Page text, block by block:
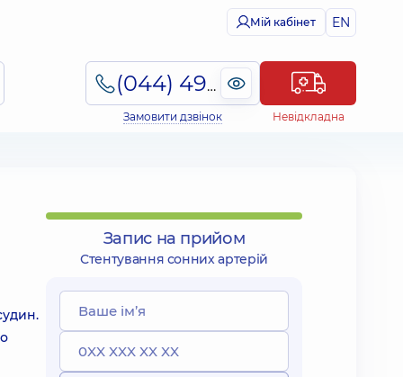
Мій кабінет EN
(044) 495-2-888
Замовити дзвінок Невідкладна
Запис на прийом
Стентування сонних артерій